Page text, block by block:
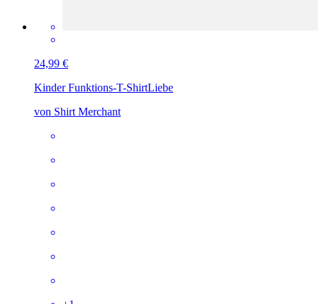
24,99 €
Kinder Funktions-T-ShirtLiebe
von Shirt Merchant